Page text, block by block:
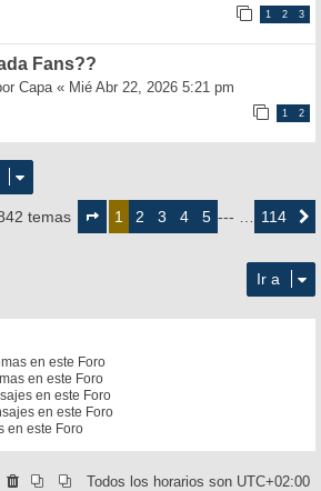
1 2 3
Fans??
Capa« Mié Abr 22, 2026 5:21 pm
1 2
temas
de
1 2 3 4 5 --- … 114
Ir a
en este Foro
en este Foro
en este Foro
en este Foro
en este Foro
Todos los horarios son UTC+02:00